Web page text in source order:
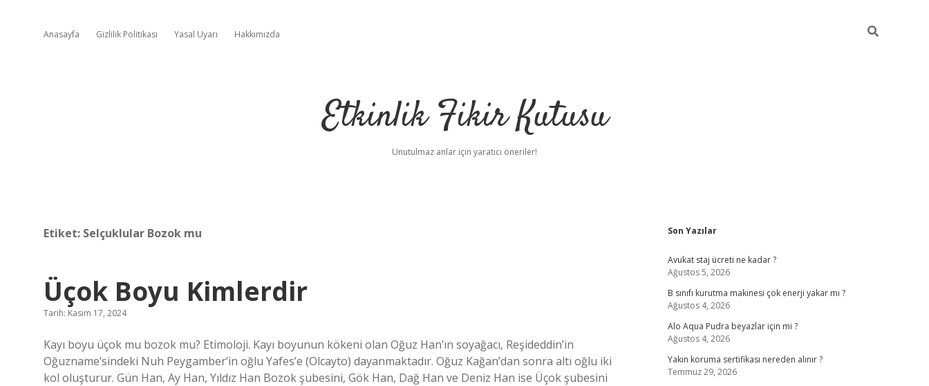
Anasayfa Gizlilik Politikası Yasal Uyarı Hakkımızda
Etkinlik Fikir Kutusu
Unutulmaz anlar için yaratıcı öneriler!
Etiket: Selçuklular Bozok mu
Üçok Boyu Kimlerdir
Tarih: Kasım 17, 2024
Kayı boyu üçok mu bozok mu? Etimoloji. Kayı boyunun kökeni olan Oğuz Han’ın soyağacı, Reşideddin’in
Oğuzname’sindeki Nuh Peygamber’in oğlu Yafes’e (Olcayto) dayanmaktadır. Oğuz Kağan’dan sonra altı oğlu iki
kol oluşturur. Gün Han, Ay Han, Yıldız Han Bozok şubesini, Gök Han, Dağ Han ve Deniz Han ise Üçok şubesini
Sidebar
Son Yazılar
Avukat staj ücreti ne kadar ?
Ağustos 5, 2026
B sınıfı kurutma makinesi çok enerji yakar mı ?
Ağustos 4, 2026
Alo Aqua Pudra beyazlar için mi ?
Ağustos 4, 2026
Yakın koruma sertifikası nereden alınır ?
Temmuz 29, 2026